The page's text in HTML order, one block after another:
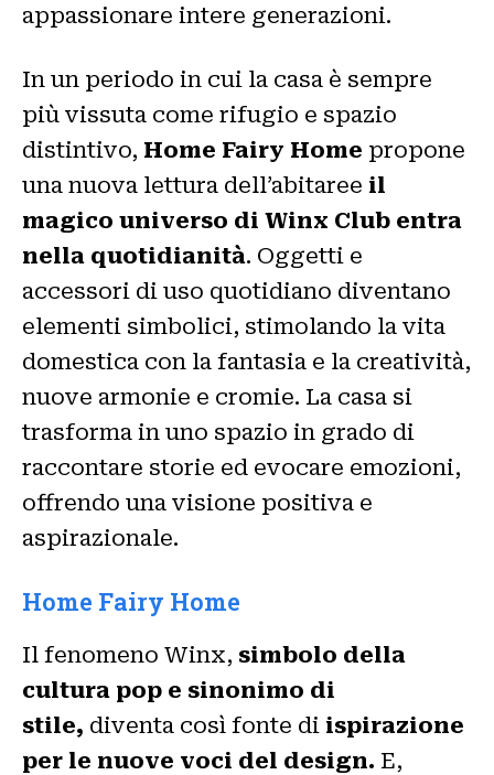
appassionare intere generazioni.
In un periodo in cui la casa è sempre
più vissuta come rifugio e spazio
distintivo, Home Fairy Home propone
una nuova lettura dell’abitaree il
magico universo di Winx Club entra
nella quotidianità. Oggetti e
accessori di uso quotidiano diventano
elementi simbolici, stimolando la vita
domestica con la fantasia e la creatività,
nuove armonie e cromie. La casa si
trasforma in uno spazio in grado di
raccontare storie ed evocare emozioni,
offrendo una visione positiva e
aspirazionale.
Home Fairy Home
Il fenomeno Winx, simbolo della
cultura pop e sinonimo di
stile, diventa così fonte di ispirazione
per le nuove voci del design. E,